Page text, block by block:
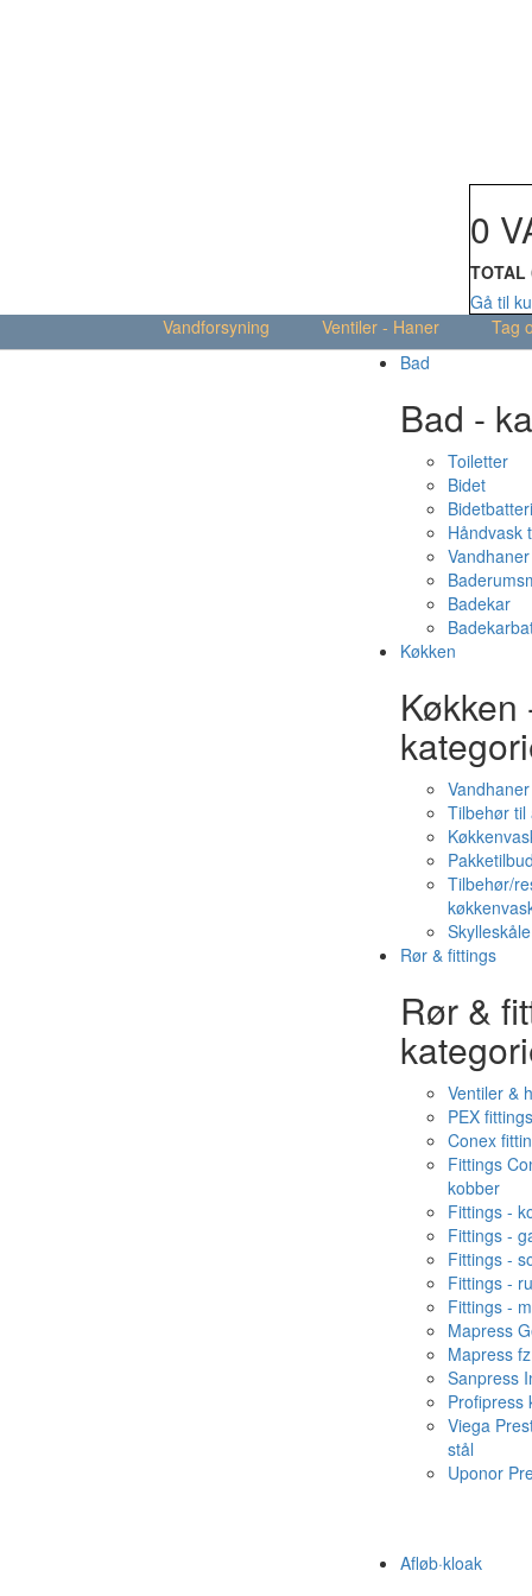
0
TOTAL
Gå til
Vandforsyning
Ventiler - Haner Tag
Bad
Bad -
Toiletter
Bidet
Håndvask
Badekar
Køkken
Køkken
Vandhaner
Tilbehør
Tilbehør/
Rør & fittings
Rør &
Ventiler &
PEX fittings
Conex
Fittings
kobber
Fittings -
Fittings -
Fittings -
Fittings -
Fittings -
Mapress
Mapress fz
Sanpress
Profipress
Viega
stål
Uponor
Afløb·kloak